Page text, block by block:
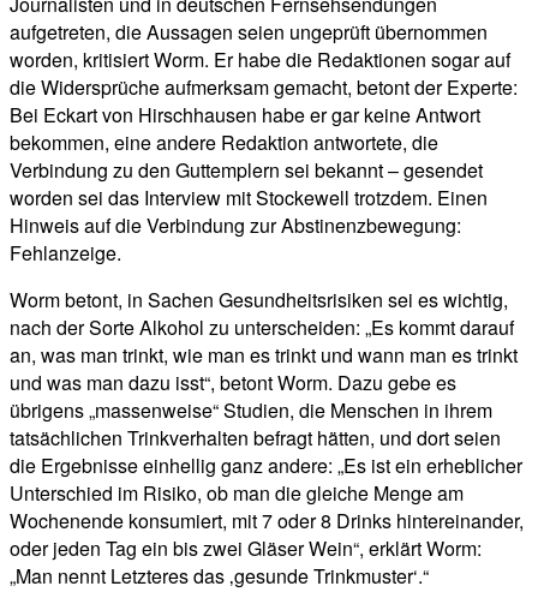
aufgetreten, die Aussagen seien ungeprüft übernommen
worden, kritisiert Worm. Er habe die Redaktionen sogar auf
die Widersprüche aufmerksam gemacht, betont der Experte:
Bei Eckart von Hirschhausen habe er gar keine Antwort
bekommen, eine andere Redaktion antwortete, die
Verbindung zu den Guttemplern sei bekannt – gesendet
worden sei das Interview mit Stockewell trotzdem. Einen
Hinweis auf die Verbindung zur Abstinenzbewegung:
Fehlanzeige.
Worm betont, in Sachen Gesundheitsrisiken sei es wichtig,
nach der Sorte Alkohol zu unterscheiden: „Es kommt darauf
an, was man trinkt, wie man es trinkt und wann man es trinkt
und was man dazu isst“, betont Worm. Dazu gebe es
übrigens „massenweise“ Studien, die Menschen in ihrem
tatsächlichen Trinkverhalten befragt hätten, und dort seien
die Ergebnisse einhellig ganz andere: „Es ist ein erheblicher
Unterschied im Risiko, ob man die gleiche Menge am
Wochenende konsumiert, mit 7 oder 8 Drinks hintereinander,
oder jeden Tag ein bis zwei Gläser Wein“, erklärt Worm:
„Man nennt Letzteres das ‚gesunde Trinkmuster‘.“